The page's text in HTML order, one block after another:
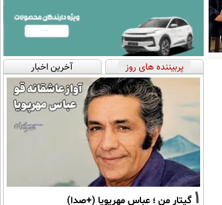
پربیننده های روز آخرین اخبار
1 گیتار من ؛ عباس مهرپویا (+صدا)